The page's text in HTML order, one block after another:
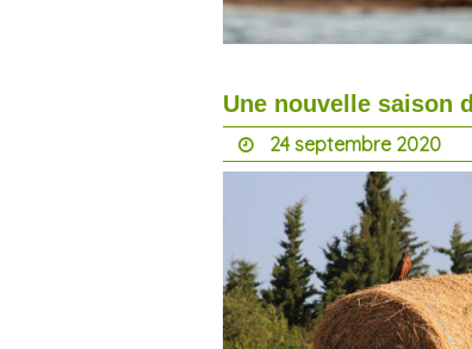
Une nouvelle saison
24 septembre 2020